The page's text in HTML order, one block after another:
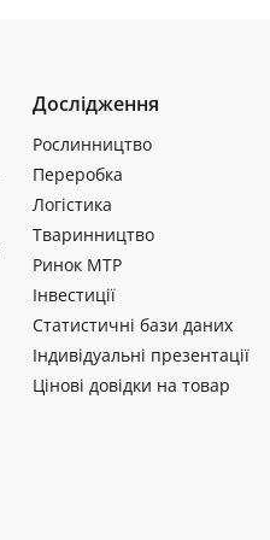
Дослідження
Рослинництво
Переробка
Логістика
Тваринництво
Ринок МТР
Інвестиції
Статистичні бази даних
Індивідуальні презентації
Цінові довідки на товар